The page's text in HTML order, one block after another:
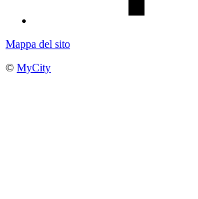
Mappa del sito
© MyCity